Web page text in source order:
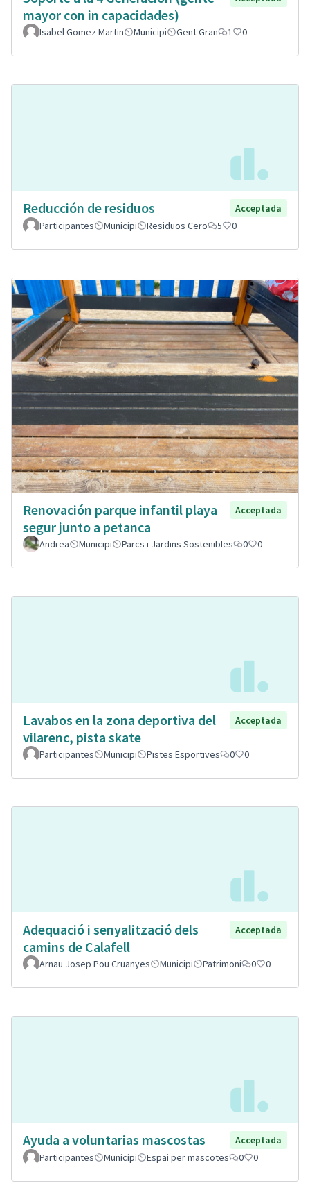
mayor con in capacidades)
Isabel Gomez Martin Municipi Gent Gran 1 0
Reducción de residuos
Acceptada
Participantes
Municipi Residuos Cero 5 0
Renovación parque infantil playa
segur junto a petanca
Acceptada
Andrea Municipi Parcs i Jardins Sostenibles 0 0
Lavabos en la zona deportiva del
vilarenc, pista skate
Acceptada
Participantes Municipi Pistes Esportives 0 0
Adequació i senyalització dels
camins de Calafell
Acceptada
Arnau Josep Pou Cruanyes Municipi Patrimoni 0 0
Ayuda a voluntarias mascostas
Acceptada
Participantes
Municipi Espai per mascotes 0 0